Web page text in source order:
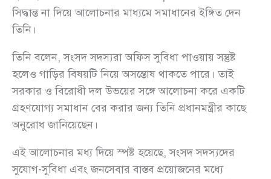
সিদ্ধান্ত না দিয়ে আলোচনার মাধ্যমে সমাধানের ইঙ্গিত দেন
তিনি।
তিনি বলেন, সংসদ সদস্যরা অফিস সুবিধা পাওয়ায় সন্তুষ্ট
হলেও গাড়ির বিষয়টি নিয়ে অসন্তোষ থাকতে পারে। তাই
সরকার ও বিরোধী দল উভয়ের সঙ্গে আলোচনা করে একটি
গ্রহণযোগ্য সমাধান বের করার জন্য তিনি প্রধানমন্ত্রীর কাছে
অনুরোধ জানিয়েছেন।
এই আলোচনার মধ্য দিয়ে স্পষ্ট হয়েছে, সংসদ সদস্যদের
সুযোগ-সুবিধা এবং জনসেবার বাস্তব প্রয়োজনের মধ্যে